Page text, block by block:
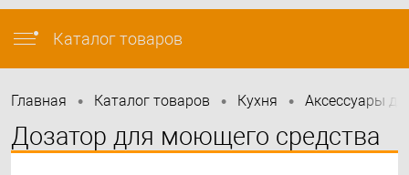
info@felicita-crimea.ru
Каталог товаров
Главная • Каталог товаров • Кухня • Аксессуары
Дозатор для моющего средства